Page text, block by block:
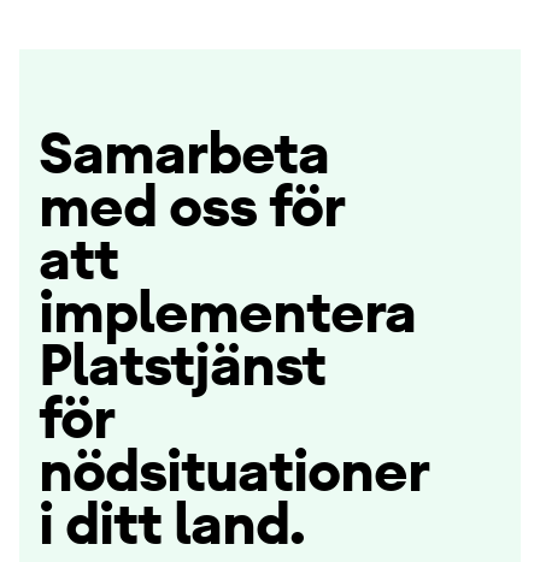
Samarbeta
med oss för
att
implementera
Platstjänst
för
nödsituationer
i ditt land.